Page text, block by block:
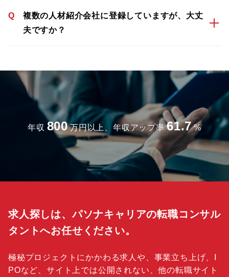
Q
複数の人材紹介会社に登録していますが、大丈
夫ですか？
年収 800 万円以上、年収アップ率 61.7 %
求人探しは、パソナキャリアの転職コンサル
タントへお任せください。
極秘プロジェクトにかかわる求人や、事業立ち上げ、I
POなど、サイト上では公開されない、他の転職サイト